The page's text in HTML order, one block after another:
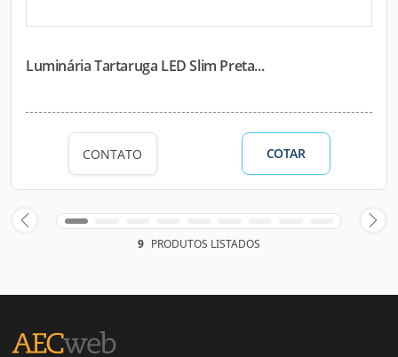
Luminária Tartaruga LED Slim Preta...
CONTATO COTAR
9 PRODUTOS LISTADOS